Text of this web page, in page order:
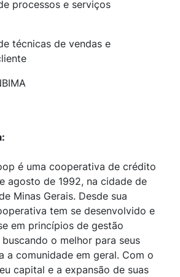
processos e serviços
técnicas de vendas e
é uma cooperativa de crédito
agosto de 1992, na cidade de
Minas Gerais. Desde sua
tem se desenvolvido e
em princípios de gestão
o melhor para seus
a comunidade em geral. Com o
capital e a expansão de suas